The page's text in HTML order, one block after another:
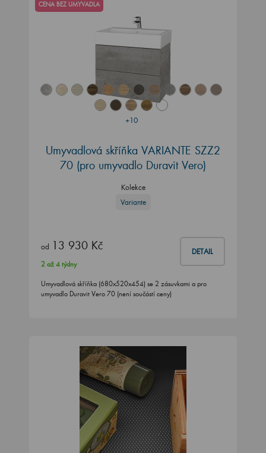
+10
CENA BEZ UMYVADLA
Umyvadlová skříňka VARIANTE SZZ2
70 (pro umyvadlo Duravit Vero)
Kolekce
Variante
od 13 930 Kč DETAIL
2 až 4 týdny
Umyvadlová skříňka (680x520x454) se 2 zásuvkami a pro
umyvadlo Duravit Vero 70 (není součástí ceny)